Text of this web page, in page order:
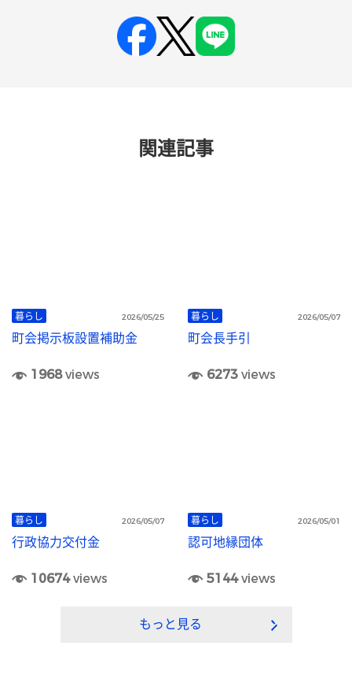
関連記事
暮らし 2026/05/25
町会掲示板設置補助金
1968views
暮らし 2026/05/07
町会長手引
6273views
暮らし 2026/05/07
行政協力交付金
10674views
暮らし 2026/05/01
認可地縁団体
5144views
もっと見る